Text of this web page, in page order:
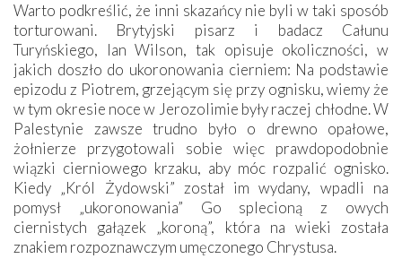
Warto podkreślić, że inni skazańcy nie byli w taki sposób
torturowani. Brytyjski pisarz i badacz Całunu
Turyńskiego, Ian Wilson, tak opisuje okoliczności, w
jakich doszło do ukoronowania cierniem: Na podstawie
epizodu z Piotrem, grzejącym się przy ognisku, wiemy że
w tym okresie noce w Jerozolimie były raczej chłodne. W
Palestynie zawsze trudno było o drewno opałowe,
żołnierze przygotowali sobie więc prawdopodobnie
wiązki cierniowego krzaku, aby móc rozpalić ognisko.
Kiedy „Król Żydowski” został im wydany, wpadli na
pomysł „ukoronowania” Go splecioną z owych
ciernistych gałązek „koroną”, która na wieki została
znakiem rozpoznawczym umęczonego Chrystusa.